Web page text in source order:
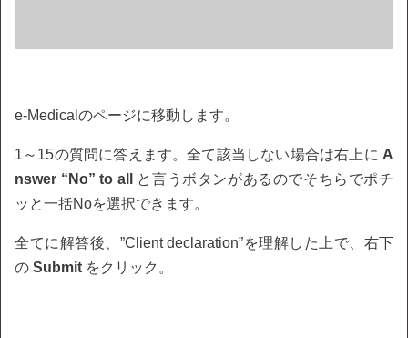
e-Medicalのページに移動します。
1～15の質問に答えます。全て該当しない場合は右上に A
nswer “No” to all
と言うボタンがあるのでそちらでポチ
ッと一括Noを選択できます。
全てに解答後、”Client declaration”を理解した上で、右下
の Submit をクリック。